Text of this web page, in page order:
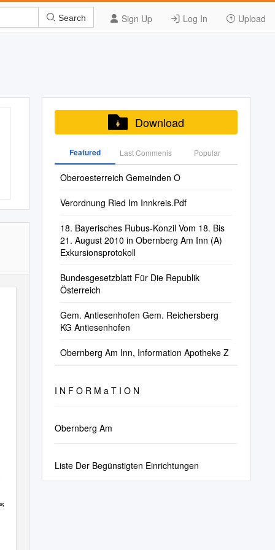
Sign Up Log In Upload
Search
Download
Featured Last Commenis Popular
Oberoesterreich Gemeinden O
Verordnung Ried Im Innkreis.Pdf
18. Bayerisches Rubus-Konzil Vom 18. Bis
21. August 2010 in Obernberg Am Inn (A)
Exkursionsprotokoll
Bundesgesetzblatt Für Die Republik
Österreich
Gem. Antiesenhofen Gem. Reichersberg
KG Antiesenhofen
Obernberg Am Inn, Information Apotheke Z
I N F O R M a T I O N
Obernberg Am
Liste Der Begünstigten Einrichtungen